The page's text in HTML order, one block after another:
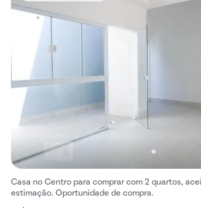
Casa no Centro para comprar com 2 quartos,
estimação. Oportunidade de compra.